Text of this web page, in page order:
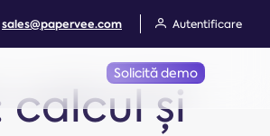
sales@papervee.com Autentificare
Solicită demo
și